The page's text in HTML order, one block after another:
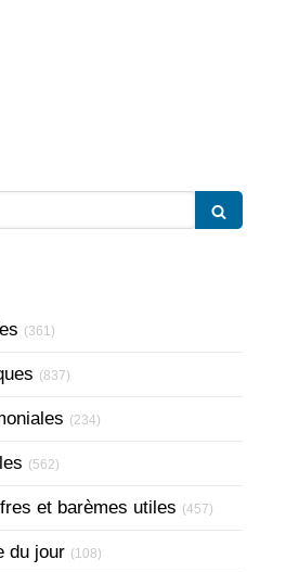
(361)
(837)
(234)
(562)
et barèmes utiles (457)
du jour (108)